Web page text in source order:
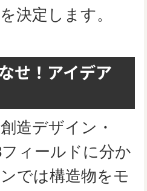
決定します。
せ！アイデア
造デザイン・
ィールドに分か
では構造物をモ